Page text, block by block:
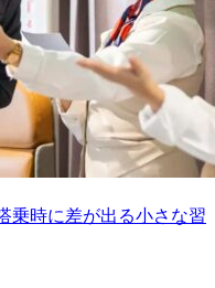
時に差が出る小さな習